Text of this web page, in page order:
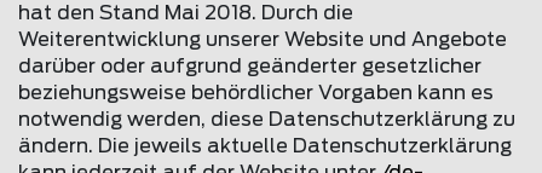
hat den Stand Mai 2018. Durch die
Weiterentwicklung unserer Website und Angebote
darüber oder aufgrund geänderter gesetzlicher
beziehungsweise behördlicher Vorgaben kann es
notwendig werden, diese Datenschutzerklärung zu
ändern. Die jeweils aktuelle Datenschutzerklärung